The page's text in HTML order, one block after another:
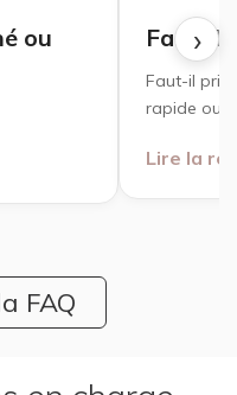
›
ou
Faut-il
Faut-il
rapide ou
Lire la
FAQ